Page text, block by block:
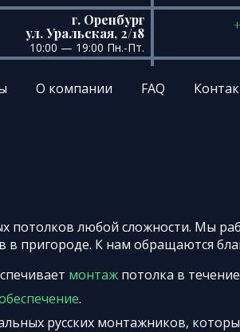
г. Оренбург
ул. Уральская, 2/18
10:00 — 19:00 Пн.-Пт.
О компании FAQ
потолков любой сложности. Мы
пригороде. К нам обращаются
монтаж потолка в
.
русских монтажников,